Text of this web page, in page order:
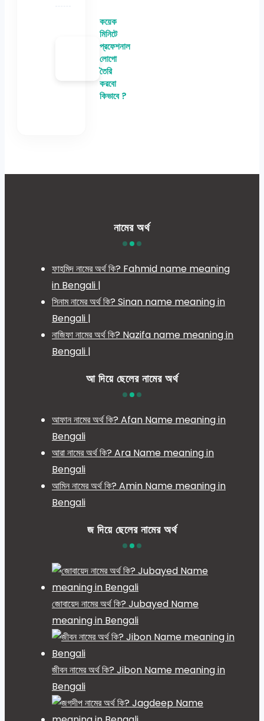
কয়েক
মিনিটে
প্রফেশনাল
লোগো
তৈরি
করবো
কিভাবে ?
নামের অর্থ
ফাহমিদ নামের অর্থ কি? Fahmid name meaning
in Bengali |
সিনাম নামের অর্থ কি? Sinan name meaning in
Bengali |
নাজিফা নামের অর্থ কি? Nazifa name meaning in
Bengali |
আ দিয়ে ছেলের নামের অর্থ
আফান নামের অর্থ কি? Afan Name meaning in
Bengali
আরা নামের অর্থ কি? Ara Name meaning in
Bengali
আমিন নামের অর্থ কি? Amin Name meaning in
Bengali
জ দিয়ে ছেলের নামের অর্থ
জোবায়েদ নামের অর্থ কি? Jubayed Name
meaning in Bengali
জীবন নামের অর্থ কি? Jibon Name meaning in
Bengali